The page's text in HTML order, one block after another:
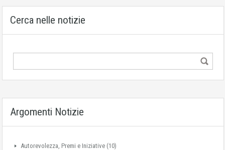
Cerca nelle notizie
Argomenti Notizie
Autorevolezza, Premi e Iniziative (10)